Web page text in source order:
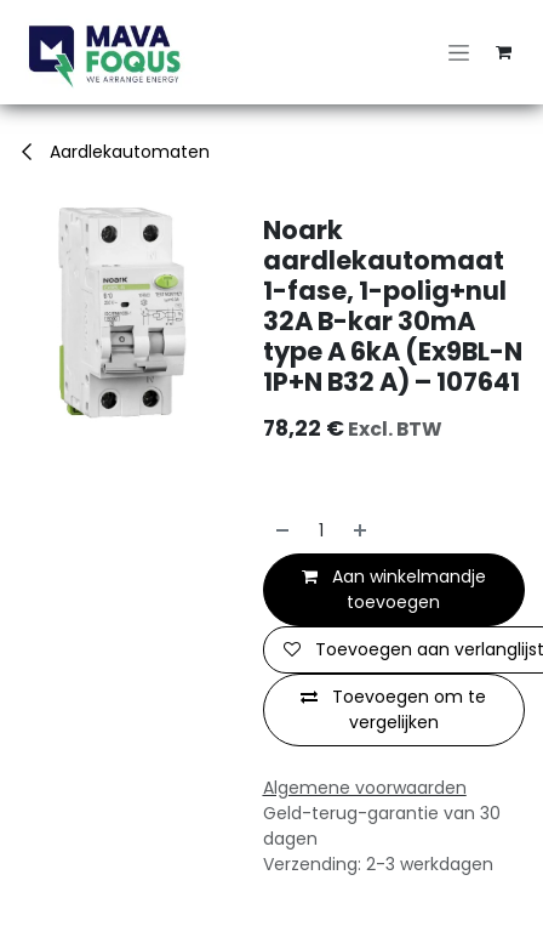
Aardlekautomaten
Noark
aardlekautomaat
1-fase, 1-polig+nul
32A B-kar 30mA
type A 6kA (Ex9BL-N
1P+N B32 A) – 107641
78,22 €Excl. BTW
Aan winkelmandje
toevoegen
Toevoegen om te
vergelijken
Toevoegen aan verlanglijst
Algemene voorwaarden
Geld-terug-garantie van 30
dagen
Verzending: 2-3 werkdagen